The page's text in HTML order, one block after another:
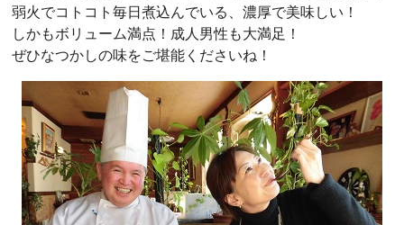
弱火でコトコト毎日煮込んでいる、濃厚で美味しい！
しかもボリューム満点！成人男性も大満足！
ぜひなつかしの味をご堪能くださいね！